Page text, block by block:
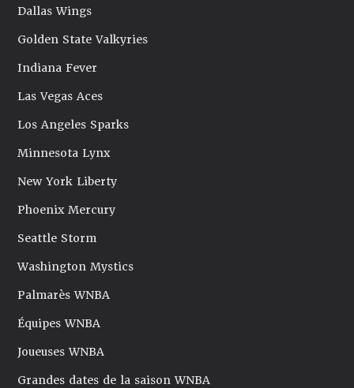
Dallas Wings
Golden State Valkyries
Indiana Fever
Las Vegas Aces
Los Angeles Sparks
Minnesota Lynx
New York Liberty
Phoenix Mercury
Seattle Storm
Washington Mystics
Palmarès WNBA
Équipes WNBA
Joueuses WNBA
Grandes dates de la saison WNBA